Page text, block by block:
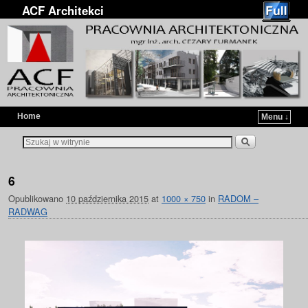
ACF Architekci
Home
Menu ↓
6
Opublikowano 10 października 2015 at 1000 × 750 in RADOM –
RADWAG